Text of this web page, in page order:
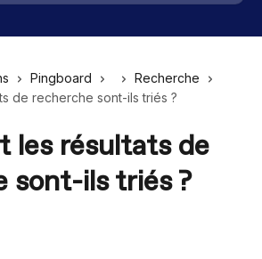
Pingboard
Recherche
de recherche sont-ils triés ?
les résultats de
sont-ils triés ?